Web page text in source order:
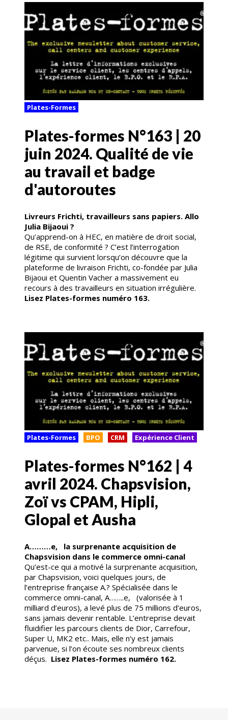
Plates-Formes
Plates-formes N°163 | 20
juin 2024. Qualité de vie
au travail et badge
d'autoroutes
Livreurs Frichti, travailleurs sans papiers. Allo
Julia Bijaoui ?
Qu’apprend-on à HEC, en matière de droit social,
de RSE, de conformité ? C’est l’interrogation
légitime qui survient lorsqu’on découvre que la
plateforme de livraison Frichti, co-fondée par Julia
Bijaoui et Quentin Vacher a massivement eu
recours à des travailleurs en situation irrégulière.
Lisez Plates-formes numéro 163.
Plates-Formes BPO CRM Expérience Client
Plates-formes N°162 | 4
avril 2024. Chapsvision,
Zoï vs CPAM, Hipli,
Glopal et Ausha
A………e, la surprenante acquisition de
Chapsvision dans le commerce omni-canal
Qu’est-ce qui a motivé la surprenante acquisition,
par Chapsvision, voici quelques jours, de
l’entreprise française A.? Spécialisée dans le
commerce omni-canal, A……..e, (valorisée à 1
milliard d’euros), a levé plus de 75 millions d’euros,
sans jamais devenir rentable. L’entreprise devait
fluidifier les parcours clients de Dior, Carrefour,
Super U, MK2 etc.. Mais, elle n’y est jamais
parvenue, si l’on écoute ses nombreux clients
déçus. Lisez Plates-formes numéro 162.